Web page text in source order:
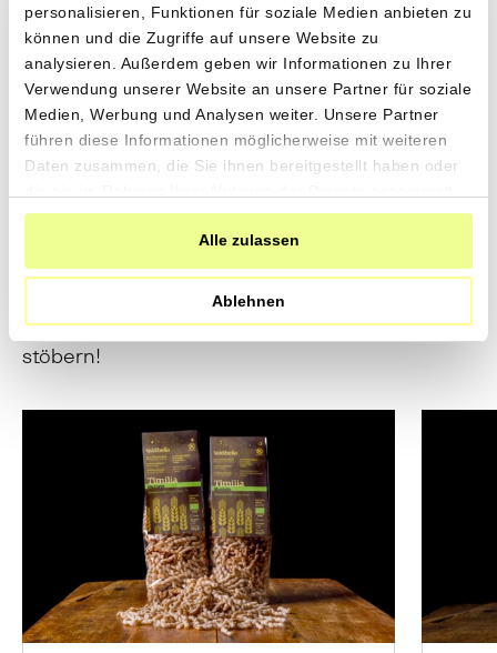
personalisieren, Funktionen für soziale Medien anbieten zu
können und die Zugriffe auf unsere Website zu
analysieren. Außerdem geben wir Informationen zu Ihrer
Verwendung unserer Website an unsere Partner für soziale
Medien, Werbung und Analysen weiter. Unsere Partner
führen diese Informationen möglicherweise mit weiteren
Daten zusammen, die Sie ihnen bereitgestellt haben oder
haben.
Alle zulassen
Ablehnen
Direkt vom Feld in deine
Küche
Noch mehr Gutes aus gesundem Boden: Gerne
empfehlen wir ein paar weitere gute Produkte
von unseren Produzenten – fair, transparent
und ohne Umwege in deine Küche. Bitte satt
stöbern!